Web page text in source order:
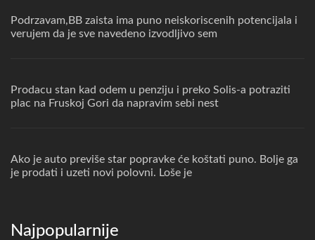
Podrzavam,BB zaista ima puno neiskoriscenih potencijala i
verujem da je sve navedeno izvodljivo sem
Prodacu stan kad odem u penziju i preko Solis-a potraziti
plac na Fruskoj Gori da napravim sebi nest
Ako je auto previše star popravke će koštati puno. Bolje ga
je prodati i uzeti novi polovni. Loše je
Najpopularnije